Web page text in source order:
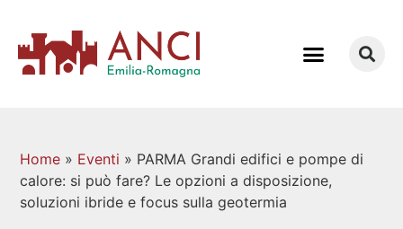
Home » Eventi » PARMA Grandi edifici e pompe di
calore: si può fare? Le opzioni a disposizione,
soluzioni ibride e focus sulla geotermia